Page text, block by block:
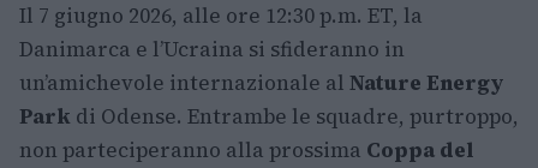
Il 7 giugno 2026, alle ore 12:30 p.m. ET, la
Danimarca e l’Ucraina si sfideranno in
un’amichevole internazionale al Nature Energy
Park di Odense. Entrambe le squadre, purtroppo,
non parteciperanno alla prossima Coppa del